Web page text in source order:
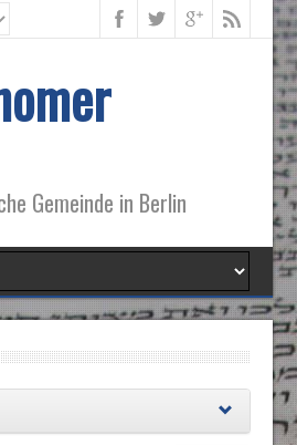
Gemeinde in Berlin